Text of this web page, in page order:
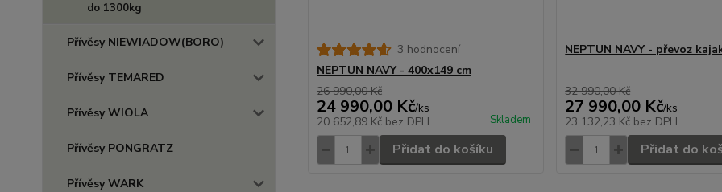
do 1300kg
Přívěsy NIEWIADOW(BORO)
Přívěsy TEMARED
Přívěsy WIOLA
Přívěsy PONGRATZ
Přívěsy WARK
3 hodnocení
NEPTUN NAVY - 400x149 cm
26 990,00 Kč
24 990,00 Kč/ks
20 652,89 Kč bez DPH Skladem
Přidat do košíku
NEPTUN NAVY - převoz
32 990,00 Kč
27 990,00 Kč/ks
23 132,23 Kč bez DPH
Přidat do